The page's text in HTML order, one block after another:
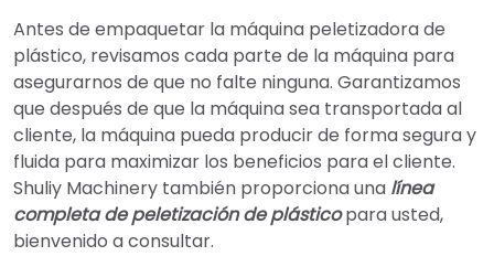
Antes de empaquetar la máquina peletizadora de
plástico, revisamos cada parte de la máquina para
asegurarnos de que no falte ninguna. Garantizamos
que después de que la máquina sea transportada al
cliente, la máquina pueda producir de forma segura y
fluida para maximizar los beneficios para el cliente.
Shuliy Machinery también proporciona una línea
completa de peletización de plásticopara usted,
bienvenido a consultar.